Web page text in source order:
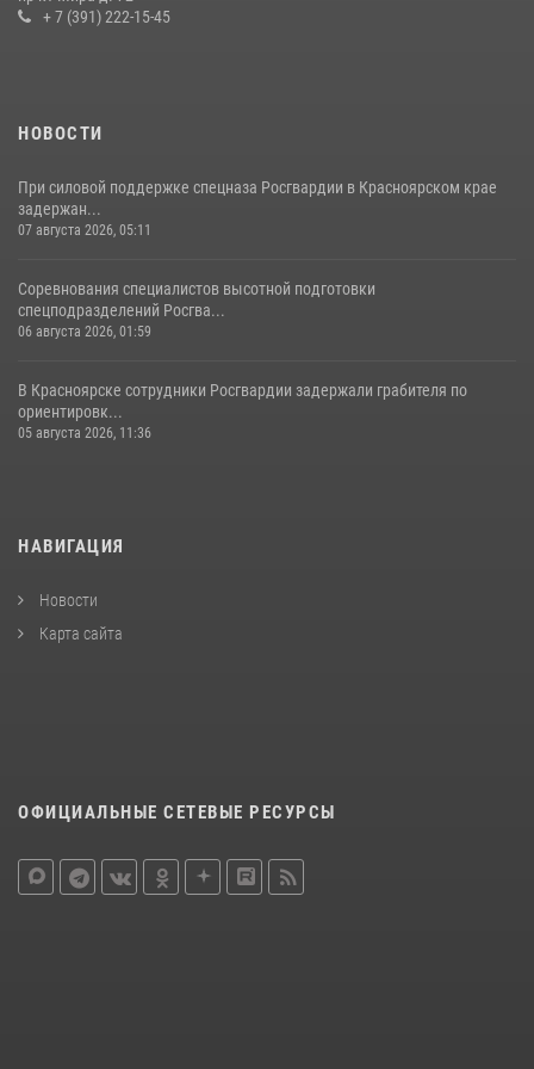
+ 7 (391) 222-15-45
НОВОСТИ
При силовой поддержке спецназа Росгвардии в Красноярском крае
задержан...
07 августа 2026, 05:11
Соревнования специалистов высотной подготовки
спецподразделений Росгва...
06 августа 2026, 01:59
В Красноярске сотрудники Росгвардии задержали грабителя по
ориентировк...
05 августа 2026, 11:36
НАВИГАЦИЯ
Новости
Карта сайта
ОФИЦИАЛЬНЫЕ СЕТЕВЫЕ РЕСУРСЫ